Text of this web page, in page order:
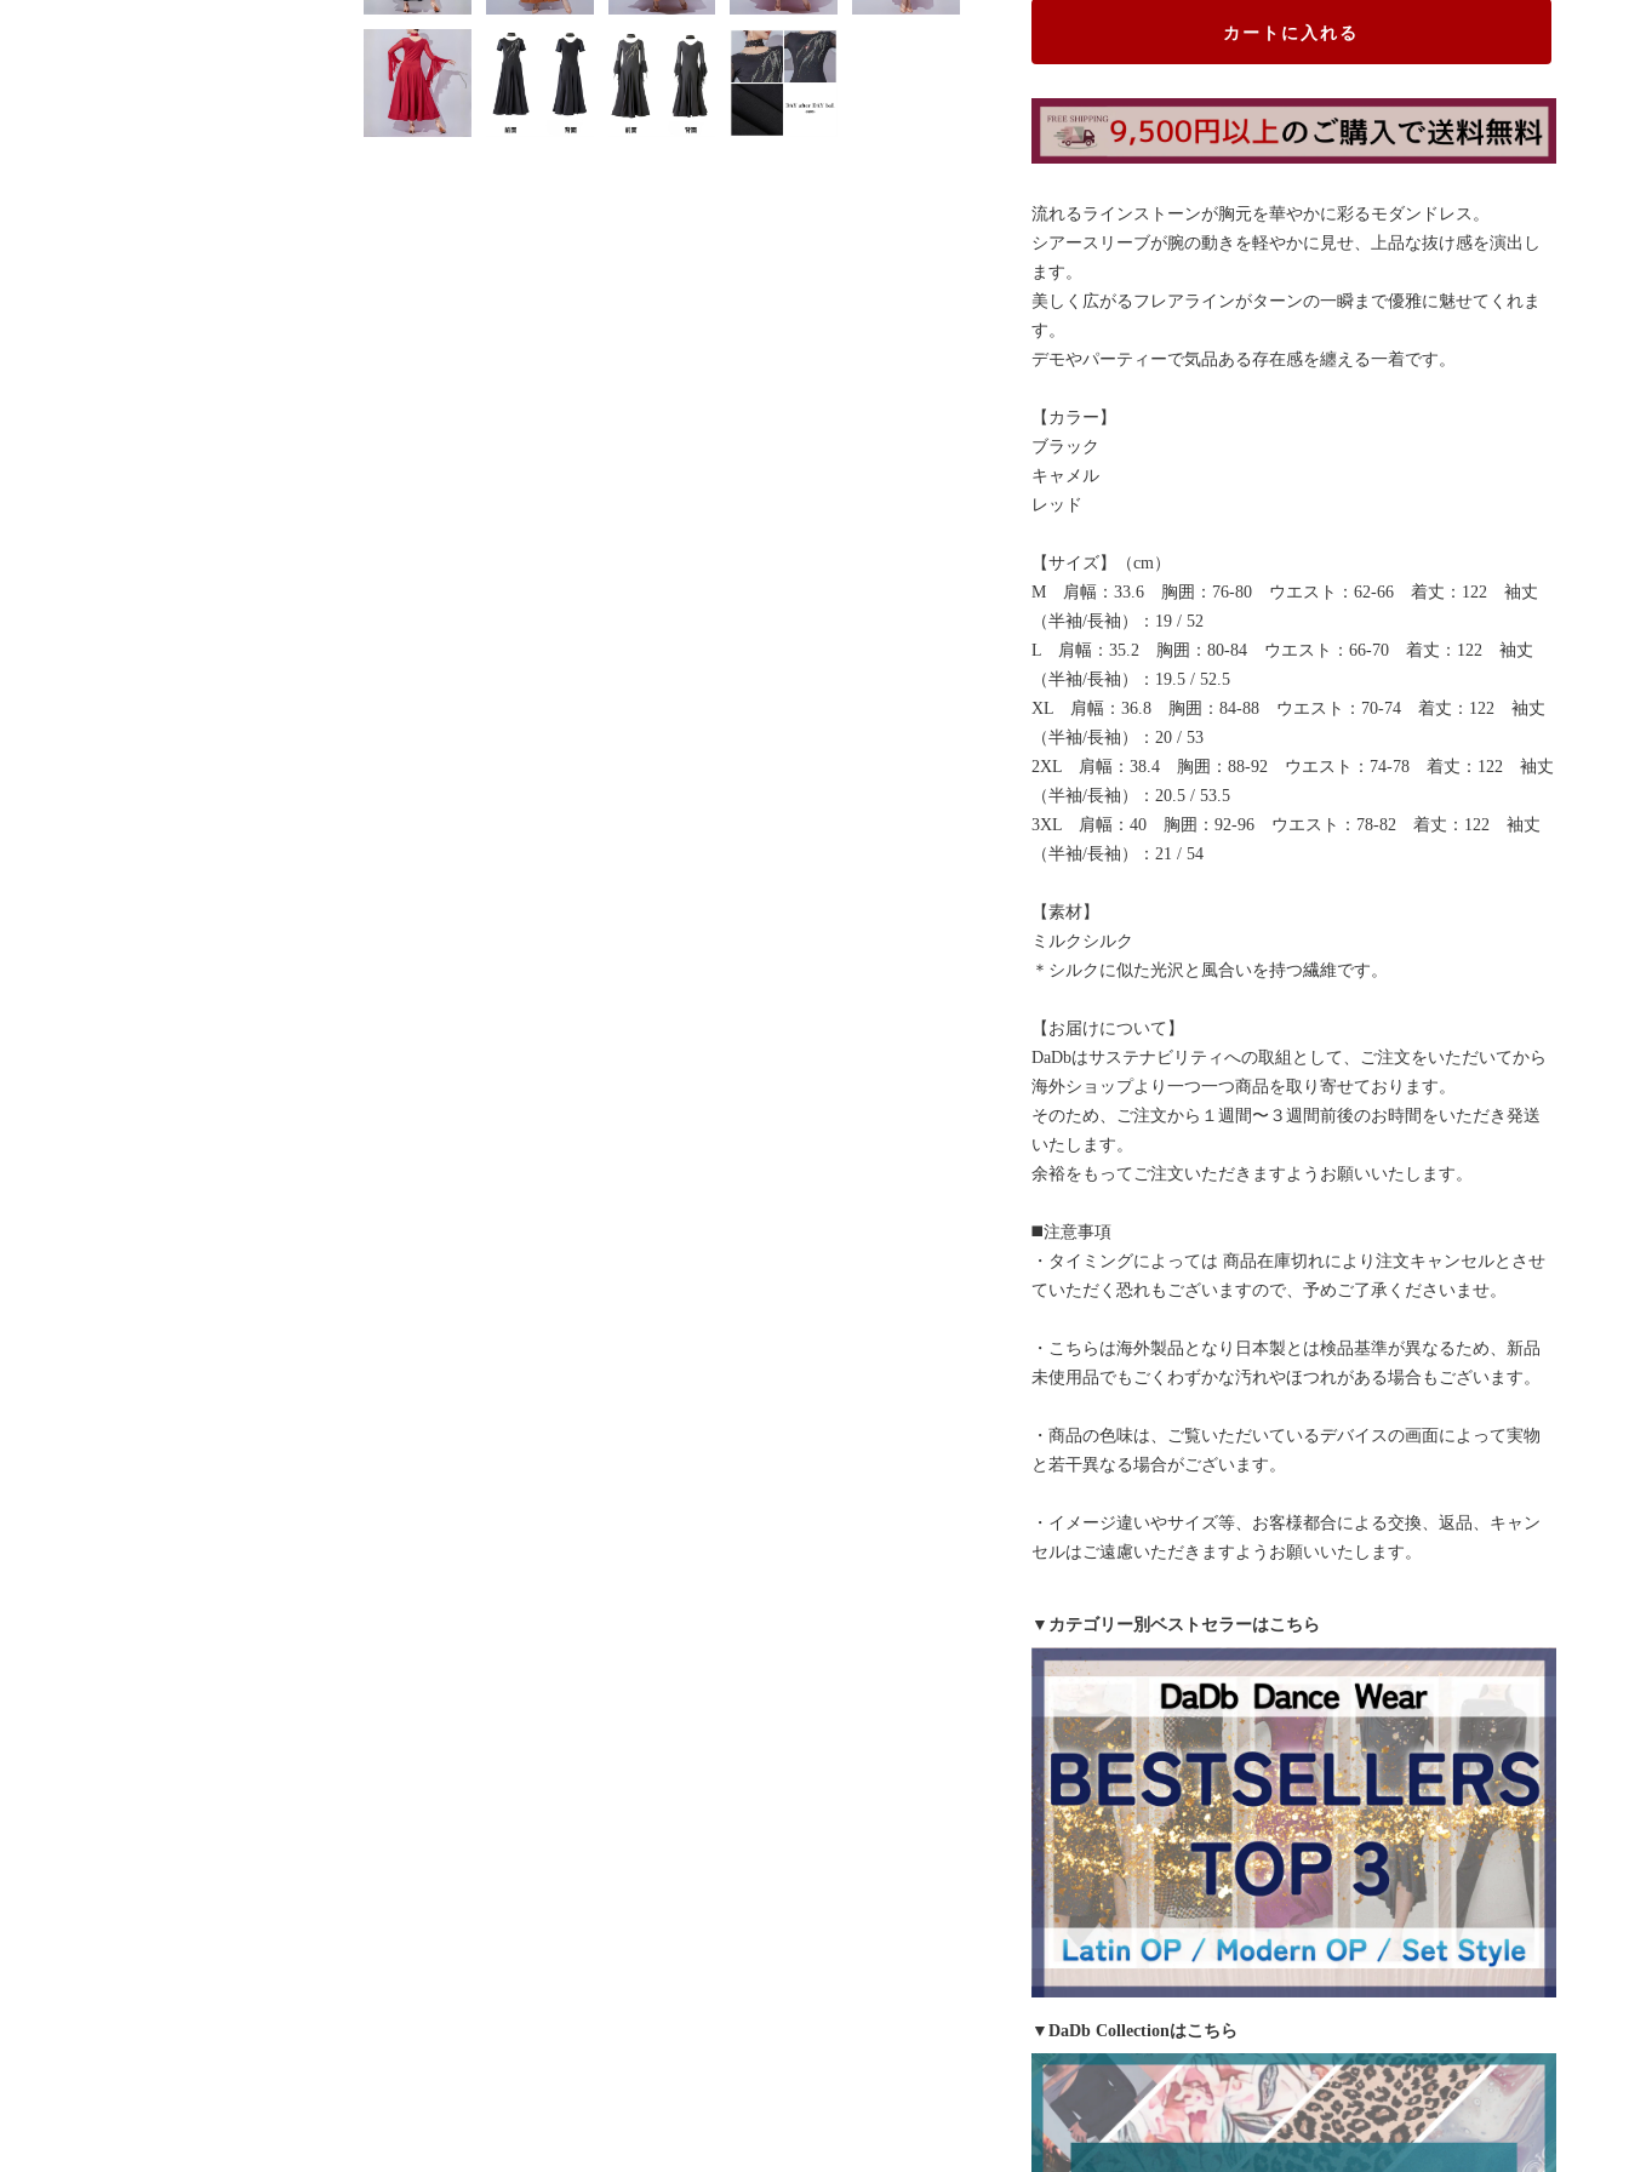
カートに入れる
流れるラインストーンが胸元を華やかに彩るモダンドレス。
シアースリーブが腕の動きを軽やかに見せ、上品な抜け感を演出し
ます。
美しく広がるフレアラインがターンの一瞬まで優雅に魅せてくれま
す。
デモやパーティーで気品ある存在感を纏える一着です。
【カラー】
ブラック
キャメル
レッド
【サイズ】（cm）
M 肩幅：33.6 胸囲：76-80 ウエスト：62-66 着丈：122 袖丈
（半袖/長袖）：19 / 52
L 肩幅：35.2 胸囲：80-84 ウエスト：66-70 着丈：122 袖丈
（半袖/長袖）：19.5 / 52.5
XL 肩幅：36.8 胸囲：84-88 ウエスト：70-74 着丈：122 袖丈
（半袖/長袖）：20 / 53
2XL 肩幅：38.4 胸囲：88-92 ウエスト：74-78 着丈：122 袖丈
（半袖/長袖）：20.5 / 53.5
3XL 肩幅：40 胸囲：92-96 ウエスト：78-82 着丈：122 袖丈
（半袖/長袖）：21 / 54
【素材】
ミルクシルク
＊シルクに似た光沢と風合いを持つ繊維です。
【お届けについて】
DaDbはサステナビリティへの取組として、ご注文をいただいてから
海外ショップより一つ一つ商品を取り寄せております。
そのため、ご注文から１週間〜３週間前後のお時間をいただき発送
いたします。
余裕をもってご注文いただきますようお願いいたします。
◼️注意事項
・タイミングによっては 商品在庫切れにより注文キャンセルとさせ
ていただく恐れもございますので、予めご了承くださいませ。
・こちらは海外製品となり日本製とは検品基準が異なるため、新品
未使用品でもごくわずかな汚れやほつれがある場合もございます。
・商品の色味は、ご覧いただいているデバイスの画面によって実物
と若干異なる場合がございます。
・イメージ違いやサイズ等、お客様都合による交換、返品、キャン
セルはご遠慮いただきますようお願いいたします。
▼カテゴリー別ベストセラーはこちら
▼DaDb Collectionはこちら